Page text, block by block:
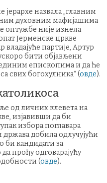
назвала „главним
духовним мафијашима
оптужбе није изнела
Јерменске цркве
партије, Артур
бити објављени
епископима и да ће
свих богохулника“ (овде).
од личних клевета на
изјавивши да би
избора поглавара
добила одлучујући
би кандидати за
прођу одговарајућу
(овде).